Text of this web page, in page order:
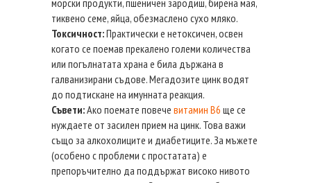
тиквено семе, яйца, обезмаслено сухо мляко.
Токсичност:Практически е нетоксичен, освен
когато се поемав прекалено големи количества
или погълнатата храна е била държана в
галванизирани съдове. Мегадозите цинк водят
до подтискане на имунната реакция.
Съвети:Ако поемате повече витамин В6 ще се
нуждаете от засилен прием на цинк. Това важи
също за алкохолиците и диабетиците. За мъжете
(особено с проблеми с простатата) е
препоръчително да поддържат високо нивото